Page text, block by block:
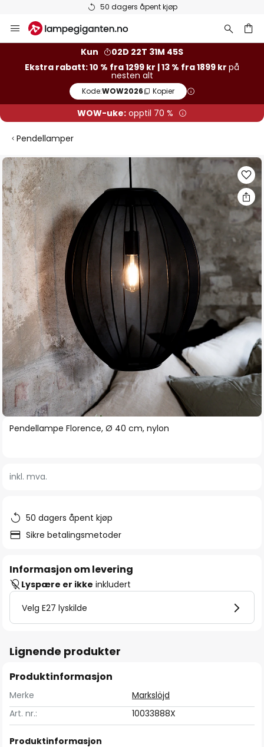
50 dagers åpent kjøp
Hopp
til
Kun
02D 22T 31M 44S
Ekstra rabatt: 10 % fra 1299 kr | 13 % fra 1899 kr på
nesten alt
Kode:WOW2026 Kopier
WOW-uke: opptil 70 %
Pendellamper
Gå
til
slutten
av
bildegalleri
Gå
bildegalleri
Pendellampe Florence, Ø 40 cm, nylon
inkl. mva.
50 dagers åpent kjøp
Sikre betalingsmetoder
Informasjon om levering
Lyspære er ikke inkludert
Velg E27 lyskilde
Lignende produkter
Produktinformasjon
Merke
Markslöjd
Art. nr.:
10033888X
Produktinformasjon